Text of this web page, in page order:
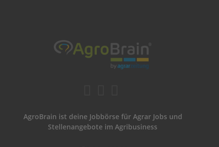
AgroBrain ist deine Jobbörse für Agrar Jobs und
Stellenangebote im Agribusiness